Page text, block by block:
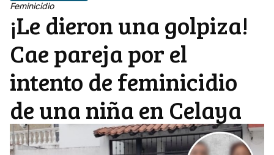
Feminicidio
¡Le dieron una golpiza!
Cae pareja por el
intento de feminicidio
de una niña en Celaya